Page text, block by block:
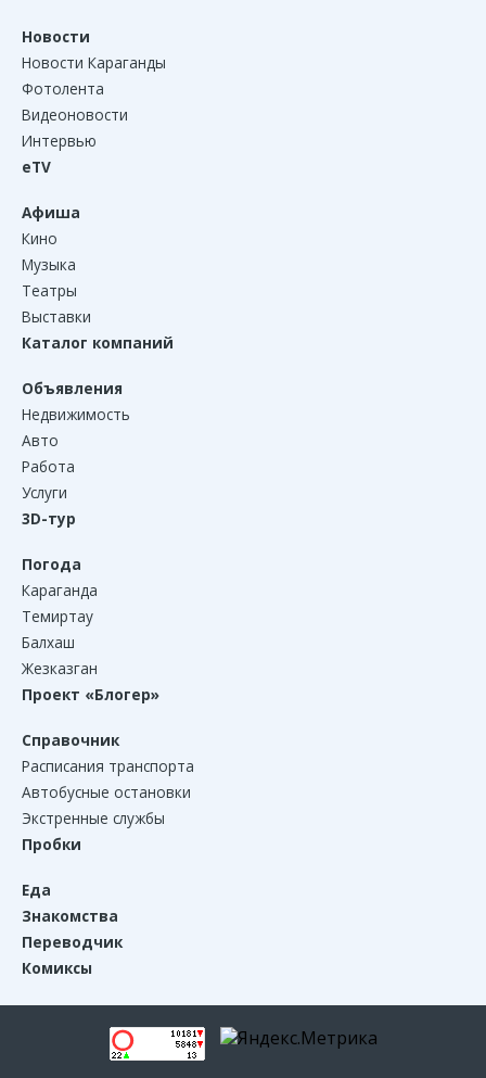
Новости
Новости Караганды
Фотолента
Видеоновости
Интервью
eTV
Афиша
Кино
Музыка
Театры
Выставки
Каталог компаний
Объявления
Недвижимость
Авто
Работа
Услуги
3D-тур
Погода
Караганда
Темиртау
Балхаш
Жезказган
Проект «Блогер»
Справочник
Расписания транспорта
Автобусные остановки
Экстренные службы
Пробки
Еда
Знакомства
Переводчик
Комиксы